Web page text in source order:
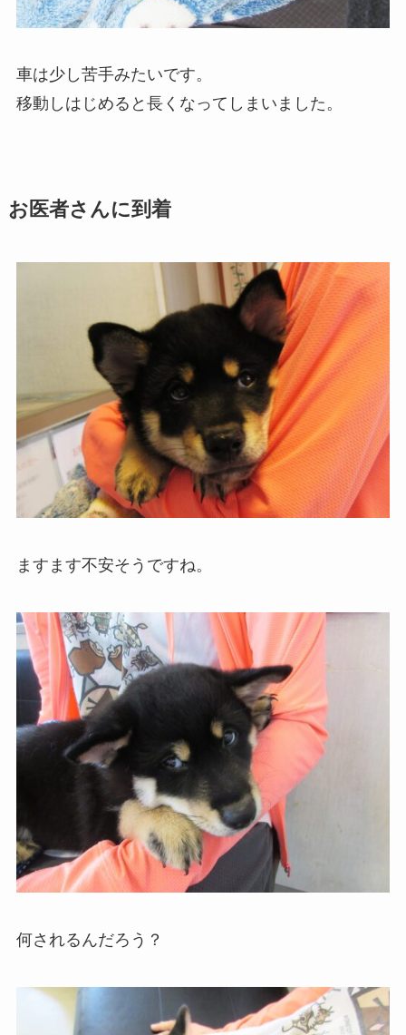
車は少し苦手みたいです。
移動しはじめると長くなってしまいました。
お医者さんに到着
ますます不安そうですね。
何されるんだろう？